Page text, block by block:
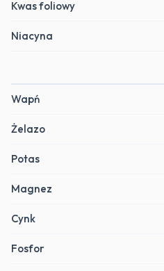
Kwas foliowy
Niacyna
Wapń
Żelazo
Potas
Magnez
Cynk
Fosfor